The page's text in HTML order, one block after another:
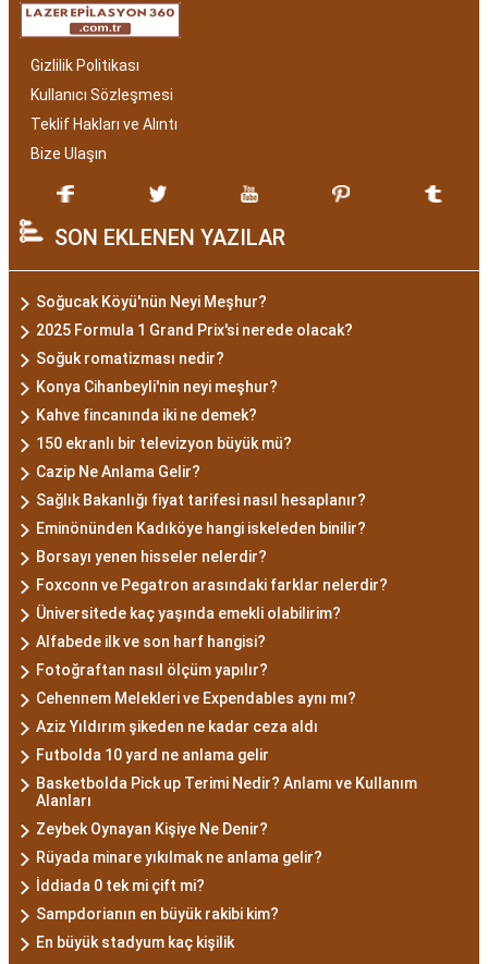
Gizlilik Politikası
Kullanıcı Sözleşmesi
Teklif Hakları ve Alıntı
Bize Ulaşın
SON EKLENEN YAZILAR
Soğucak Köyü'nün Neyi Meşhur?
2025 Formula 1 Grand Prix'si nerede olacak?
Soğuk romatizması nedir?
Konya Cihanbeyli'nin neyi meşhur?
Kahve fincanında iki ne demek?
150 ekranlı bir televizyon büyük mü?
Cazip Ne Anlama Gelir?
Sağlık Bakanlığı fiyat tarifesi nasıl hesaplanır?
Eminönünden Kadıköye hangi iskeleden binilir?
Borsayı yenen hisseler nelerdir?
Foxconn ve Pegatron arasındaki farklar nelerdir?
Üniversitede kaç yaşında emekli olabilirim?
Alfabede ilk ve son harf hangisi?
Fotoğraftan nasıl ölçüm yapılır?
Cehennem Melekleri ve Expendables aynı mı?
Aziz Yıldırım şikeden ne kadar ceza aldı
Futbolda 10 yard ne anlama gelir
Basketbolda Pick up Terimi Nedir? Anlamı ve Kullanım
Alanları
Zeybek Oynayan Kişiye Ne Denir?
Rüyada minare yıkılmak ne anlama gelir?
İddiada 0 tek mi çift mi?
Sampdorianın en büyük rakibi kim?
En büyük stadyum kaç kişilik